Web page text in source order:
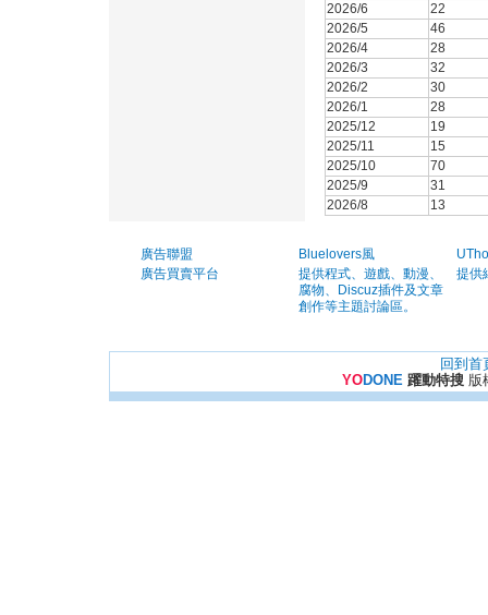
2026/6
22
2026/5
46
2026/4
28
2026/3
32
2026/2
30
2026/1
28
2025/12
19
2025/11
15
2025/10
70
2025/9
31
2026/8
13
廣告聯盟
廣告買賣平台
Bluelovers風
提供程式、遊戲、動漫、
腐物、Discuz插件及文章
創作等主題討論區。
提供
回到首
YODONE 躍動特搜版